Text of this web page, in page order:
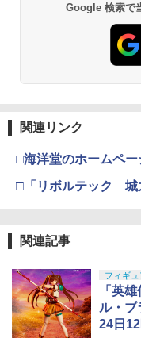
Google 検索で
関連リンク
□海洋堂のホームペー
□「リボルテック 城
関連記事
フィギュ
「英
ル・ブ
24日